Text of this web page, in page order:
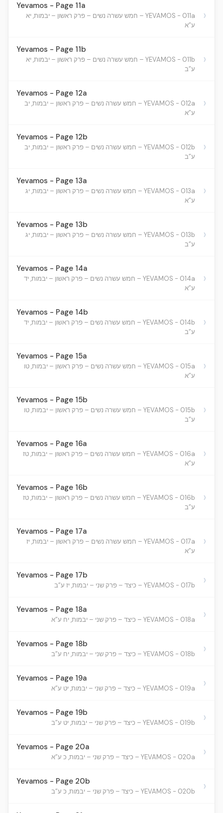
Yevamos - Page 11a
YEVAMOS - 011a – חמש עשרה נשים – פרק ראשון – יבמות, יא
ע”א
›
Yevamos - Page 11b
YEVAMOS - 011b – חמש עשרה נשים – פרק ראשון – יבמות, יא
ע”ב
›
Yevamos - Page 12a
YEVAMOS - 012a – חמש עשרה נשים – פרק ראשון – יבמות, יב
ע”א
›
Yevamos - Page 12b
YEVAMOS - 012b – חמש עשרה נשים – פרק ראשון – יבמות, יב
ע”ב
›
Yevamos - Page 13a
YEVAMOS - 013a – חמש עשרה נשים – פרק ראשון – יבמות, יג
ע”א
›
Yevamos - Page 13b
YEVAMOS - 013b – חמש עשרה נשים – פרק ראשון – יבמות, יג
ע”ב
›
Yevamos - Page 14a
YEVAMOS - 014a – חמש עשרה נשים – פרק ראשון – יבמות, יד
ע”א
›
Yevamos - Page 14b
YEVAMOS - 014b – חמש עשרה נשים – פרק ראשון – יבמות, יד
ע”ב
›
Yevamos - Page 15a
YEVAMOS - 015a – חמש עשרה נשים – פרק ראשון – יבמות, טו
ע”א
›
Yevamos - Page 15b
YEVAMOS - 015b – חמש עשרה נשים – פרק ראשון – יבמות, טו
ע”ב
›
Yevamos - Page 16a
YEVAMOS - 016a – חמש עשרה נשים – פרק ראשון – יבמות, טז
ע”א
›
Yevamos - Page 16b
YEVAMOS - 016b – חמש עשרה נשים – פרק ראשון – יבמות, טז
ע”ב
›
Yevamos - Page 17a
YEVAMOS - 017a – חמש עשרה נשים – פרק ראשון – יבמות, יז
ע”א
›
Yevamos - Page 17b
YEVAMOS - 017b – כיצד – פרק שני – יבמות, יז ע”ב ›
Yevamos - Page 18a
YEVAMOS - 018a – כיצד – פרק שני – יבמות, יח ע”א ›
Yevamos - Page 18b
YEVAMOS - 018b – כיצד – פרק שני – יבמות, יח ע”ב ›
Yevamos - Page 19a
YEVAMOS - 019a – כיצד – פרק שני – יבמות, יט ע”א ›
Yevamos - Page 19b
YEVAMOS - 019b – כיצד – פרק שני – יבמות, יט ע”ב ›
Yevamos - Page 20a
YEVAMOS - 020a – כיצד – פרק שני – יבמות, כ ע”א ›
Yevamos - Page 20b
YEVAMOS - 020b – כיצד – פרק שני – יבמות, כ ע”ב ›